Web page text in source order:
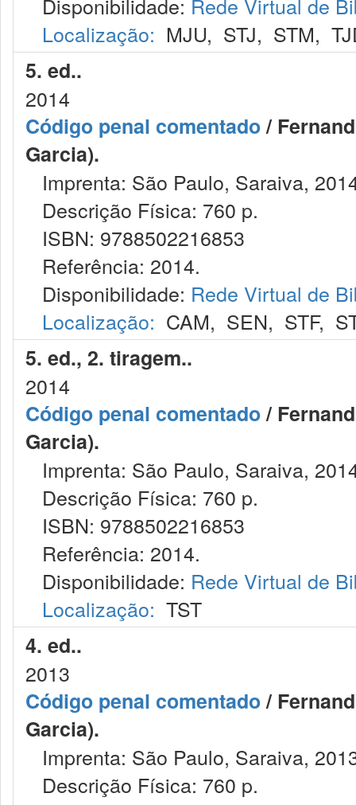
Localização: MJU, STJ, STM,
5. ed..
2014
Código penal comentado/
Garcia).
Imprenta: São Paulo, Saraiva,
Descrição Física: 760 p.
ISBN: 9788502216853
Referência: 2014.
Disponibilidade: Rede Virtual de
Localização: CAM, SEN, STF,
5. ed., 2. tiragem..
2014
Código penal comentado/
Garcia).
Imprenta: São Paulo, Saraiva,
Descrição Física: 760 p.
ISBN: 9788502216853
Referência: 2014.
Disponibilidade: Rede Virtual de
Localização: TST
4. ed..
2013
Código penal comentado/
Garcia).
Imprenta: São Paulo, Saraiva,
Descrição Física: 760 p.